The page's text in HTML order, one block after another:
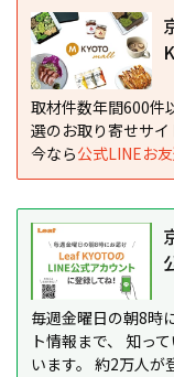
取材件数年間600件
選のお取り寄せサイ
今なら公式LINEお
毎週金曜日の朝8時
ト情報まで、 知っ
います。 約2万人が